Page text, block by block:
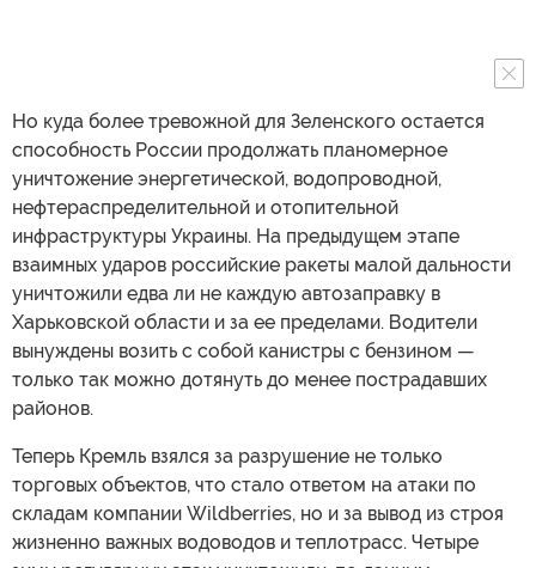
Но куда более тревожной для Зеленского остается
способность России продолжать планомерное
уничтожение энергетической, водопроводной,
нефтераспределительной и отопительной
инфраструктуры Украины. На предыдущем этапе
взаимных ударов российские ракеты малой дальности
уничтожили едва ли не каждую автозаправку в
Харьковской области и за ее пределами. Водители
вынуждены возить с собой канистры с бензином —
только так можно дотянуть до менее пострадавших
районов.
Теперь Кремль взялся за разрушение не только
торговых объектов, что стало ответом на атаки по
складам компании Wildberries, но и за вывод из строя
жизненно важных водоводов и теплотрасс. Четыре